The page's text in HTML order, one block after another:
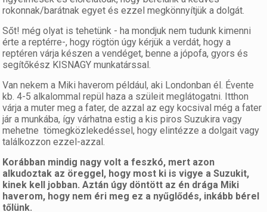
rokonnak/barátnak egyet és ezzel megkönnyítjük a dolgát.
Sőt! még olyat is tehetünk - ha mondjuk nem tudunk kimenni
érte a reptérre-, hogy rögtön úgy kérjük a verdát, hogy a
reptéren várja készen a vendéget, benne a jópofa, gyors és
segítőkész KISNAGY munkatárssal.
Van nekem a Miki haverom például, aki Londonban él. Évente
kb. 4-5 alkalommal repül haza a szüleit meglátogatni. Itthon
várja a muter meg a fater, de azzal az egy kocsival még a fater
jár a munkába, így várhatna estig a kis piros Suzukira vagy
mehetne tömegközlekedéssel, hogy elintézze a dolgait vagy
találkozzon ezzel-azzal.
Korábban mindig nagy volt a feszkó, mert azon
alkudoztak az öreggel, hogy most ki is vigye a Suzukit,
kinek kell jobban. Aztán úgy döntött az én drága Miki
haverom, hogy nem éri meg ez a nyűglődés, inkább bérel
tőlünk.